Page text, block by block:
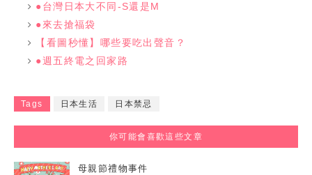
●台灣日本大不同-S還是M
●來去搶福袋
【看圖秒懂】哪些要吃出聲音？
●週五終電之回家路
Tags 日本生活 日本禁忌
你可能會喜歡這些文章
母親節禮物事件